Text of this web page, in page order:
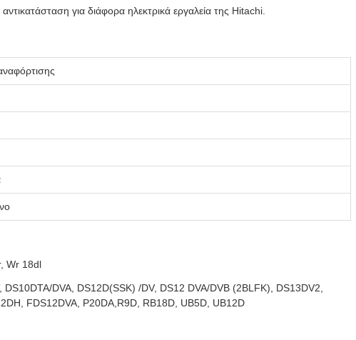
για διάφορα ηλεκτρικά εργαλεία της Hitachi.
Wr 18dl
DVA, DS12D(SSK) /DV, DS12 DVA/DVB (2BLFK), DS13DV2,
FDS12DVA, P20DA,R9D, RB18D, UB5D, UB12D